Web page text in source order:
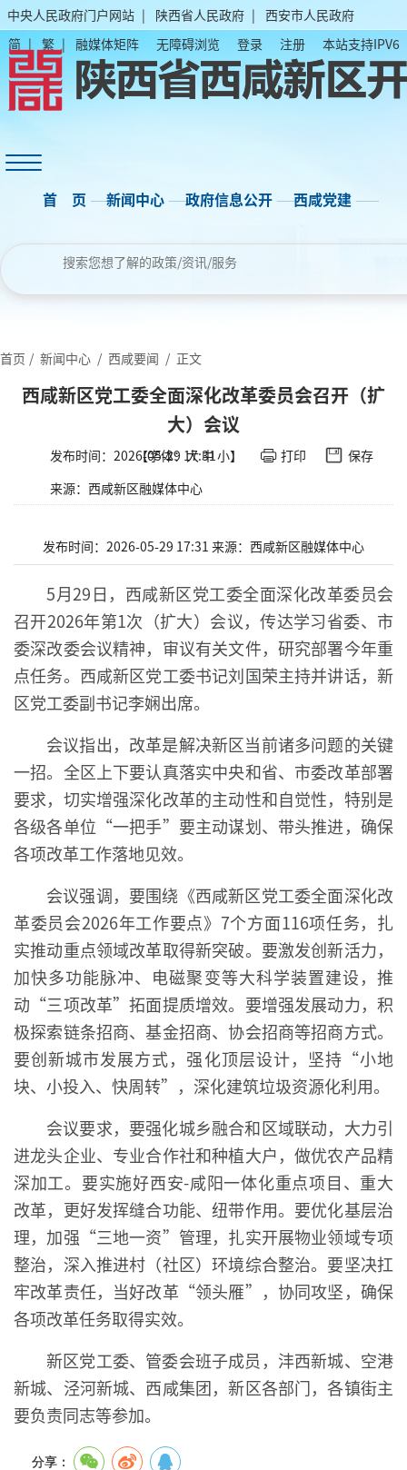
中央人民政府门户网站 | 陕西省人民政府 | 西安市人民政府
简 | 繁 | 融媒体矩阵 无障碍浏览 登录 注册 本站支持IPV6
首 页 ——新闻中心 ——政府信息公开 ——西咸党建 ——
政务大厅——公众服务——互动交流
首页 / 新闻中心 / 西咸要闻 / 正文
西咸新区党工委全面深化改革委员会召开（扩
大）会议
发布时间：2026-05-29 17:31
来源：西咸新区融媒体中心
【字体：大中 小】 打印 保存
发布时间：2026-05-29 17:31 来源：西咸新区融媒体中心
5月29日，西咸新区党工委全面深化改革委员会
召开2026年第1次（扩大）会议，传达学习省委、市
委深改委会议精神，审议有关文件，研究部署今年重
点任务。西咸新区党工委书记刘国荣主持并讲话，新
区党工委副书记李娴出席。
会议指出，改革是解决新区当前诸多问题的关键
一招。全区上下要认真落实中央和省、市委改革部署
要求，切实增强深化改革的主动性和自觉性，特别是
各级各单位“一把手”要主动谋划、带头推进，确保
各项改革工作落地见效。
会议强调，要围绕《西咸新区党工委全面深化改
革委员会2026年工作要点》7个方面116项任务，扎
实推动重点领域改革取得新突破。要激发创新活力，
加快多功能脉冲、电磁聚变等大科学装置建设，推
动“三项改革”拓面提质增效。要增强发展动力，积
极探索链条招商、基金招商、协会招商等招商方式。
要创新城市发展方式，强化顶层设计，坚持“小地
块、小投入、快周转”，深化建筑垃圾资源化利用。
会议要求，要强化城乡融合和区域联动，大力引
进龙头企业、专业合作社和种植大户，做优农产品精
深加工。要实施好西安-咸阳一体化重点项目、重大
改革，更好发挥缝合功能、纽带作用。要优化基层治
理，加强“三地一资”管理，扎实开展物业领域专项
整治，深入推进村（社区）环境综合整治。要坚决扛
牢改革责任，当好改革“领头雁”，协同攻坚，确保
各项改革任务取得实效。
新区党工委、管委会班子成员，沣西新城、空港
新城、泾河新城、西咸集团，新区各部门，各镇街主
要负责同志等参加。
分享：